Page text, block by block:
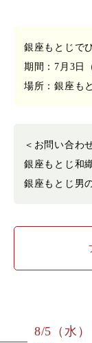
銀座もとじで
期間：7月3日
場所：銀座も
＜お問い合わ
銀座もとじ和
銀座もとじ男
8/5（水